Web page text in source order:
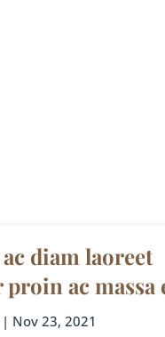
diam laoreet
proin ac massa
Nov 23, 2021